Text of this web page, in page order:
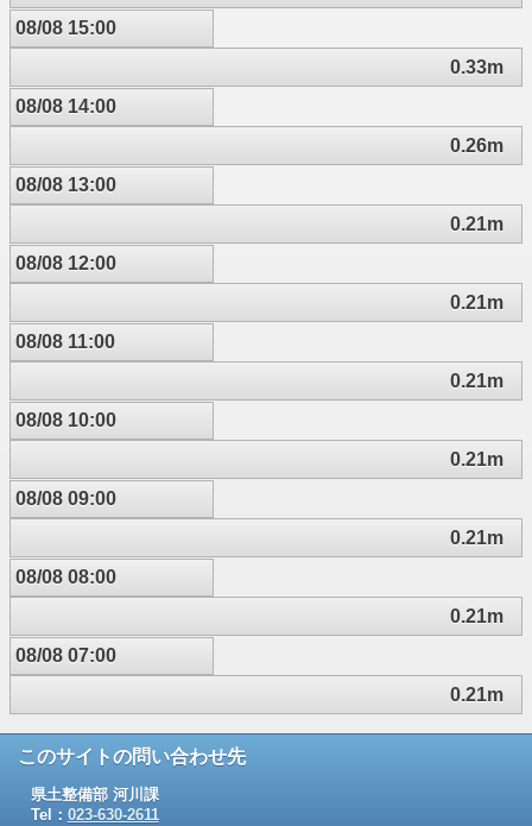
08/08 15:00
0.33m
08/08 14:00
0.26m
08/08 13:00
0.21m
08/08 12:00
0.21m
08/08 11:00
0.21m
08/08 10:00
0.21m
08/08 09:00
0.21m
08/08 08:00
0.21m
08/08 07:00
0.21m
このサイトの問い合わせ先
県土整備部 河川課
Tel： 023-630-2611